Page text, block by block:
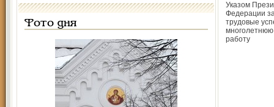
Фото дня
Указом
Федерации
трудовые
работу